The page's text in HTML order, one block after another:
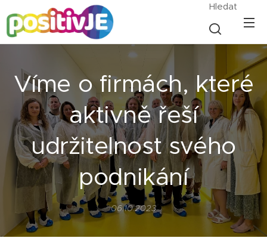
Hledat
Víme o firmách, které
aktivně řeší
udržitelnost svého
podnikání
06.10.2023